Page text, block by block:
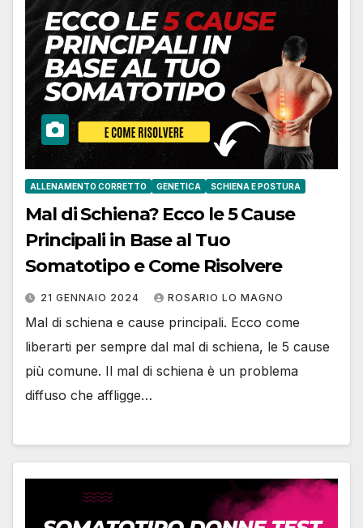
ALLENAMENTO CORRETTO GENETICA SCHIENA E POSTURA
Mal di Schiena? Ecco le 5 Cause
Principali in Base al Tuo
Somatotipo e Come Risolvere
21 GENNAIO 2024 ROSARIO LO MAGNO
Mal di schiena e cause principali. Ecco come
liberarti per sempre dal mal di schiena, le 5 cause
più comune. Il mal di schiena è un problema
diffuso che affligge…